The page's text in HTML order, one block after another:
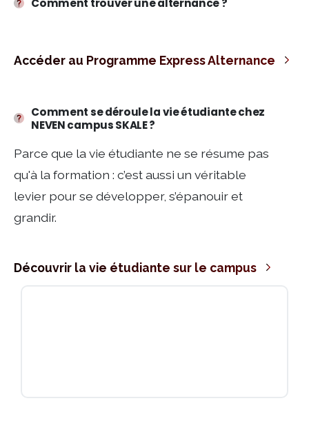
Accéder au Programme Express Alternance
Découvrir la vie étudiante sur le campus